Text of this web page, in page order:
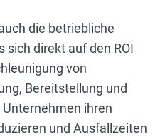
die betriebliche
sich direkt auf den ROI
von
Bereitstellung und
ihren
und Ausfallzeiten